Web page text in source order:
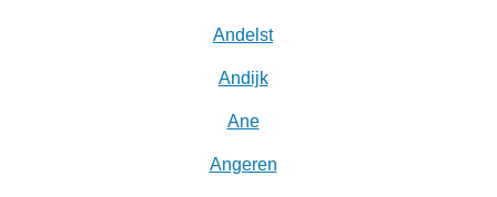
Andelst
Andijk
Ane
Angeren